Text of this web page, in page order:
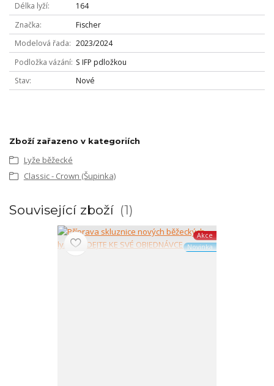
Délka lyží
164
Značka
Fischer
Modelová řada
2023/2024
Podložka vázání S IFP pdložkou
Stav
Nové
Zboží zařazeno v kategoriích
Lyže běžecké
Classic - Crown (Šupinka)
Související zboží 1
Akce
Novinka